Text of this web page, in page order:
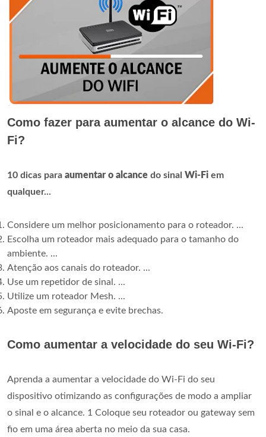
Como fazer para aumentar o alcance do Wi-
Fi?
10 dicas para aumentar o alcance do sinal Wi-Fi em
qualquer...
Considere um melhor posicionamento para o roteador. ...
Escolha um roteador mais adequado para o tamanho do
ambiente. ...
Atenção aos canais do roteador. ...
Use um repetidor de sinal. ...
Utilize um roteador Mesh. ...
Aposte em segurança e evite brechas.
Como aumentar a velocidade do seu Wi-Fi?
Aprenda a aumentar a velocidade do Wi-Fi do seu
dispositivo otimizando as configurações de modo a ampliar
o sinal e o alcance. 1 Coloque seu roteador ou gateway sem
fio em uma área aberta no meio da sua casa.